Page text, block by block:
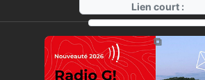
Lien court :
⧉